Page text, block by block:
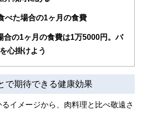
れ、企画立案から記事掲載まですべての工程に
、宅地建物取引士、相続診断士、住宅ローンア
、DCプランナー、公認会計士、社会保険労務
、投資アナリスト、キャリアコンサルタントな
すく発信している点です。
修者による執筆体制を築くことで、内容のわかり
ちろんのこと、読み応えのあるコンテンツと確か
実現しています。
べた場合の1ヶ月の食費
合の1ヶ月の食費は1万5000円。バ
心掛けよう
で期待できる健康効果
イメージから、肉料理と比べ敬遠さ